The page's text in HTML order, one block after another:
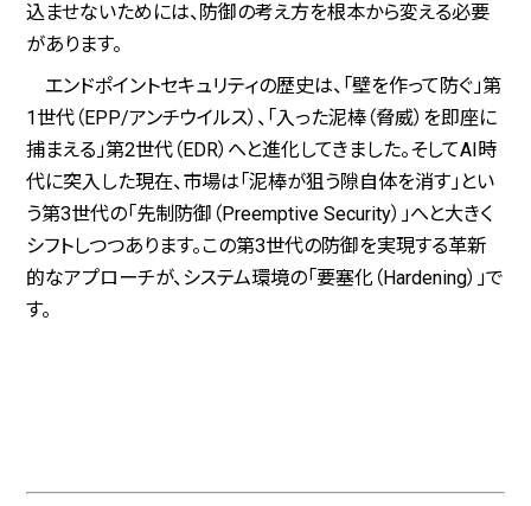
込ませないためには、防御の考え方を根本から変える必要
があります。
エンドポイントセキュリティの歴史は、「壁を作って防ぐ」第
1世代（EPP/アンチウイルス）、「入った泥棒（脅威）を即座に
捕まえる」第2世代（EDR）へと進化してきました。そしてAI時
代に突入した現在、市場は「泥棒が狙う隙自体を消す」とい
う第3世代の「先制防御（Preemptive Security）」へと大きく
シフトしつつあります。この第3世代の防御を実現する革新
的なアプローチが、システム環境の「要塞化（Hardening）」で
す。